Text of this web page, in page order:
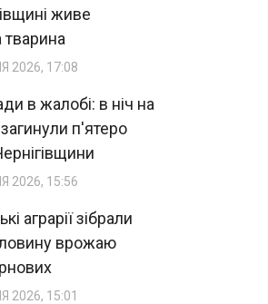
живе
тварина
2026, 17:08
в жалобі: в ніч на
п'ятеро
2026, 15:56
аграрії зібрали
врожаю
2026, 15:01